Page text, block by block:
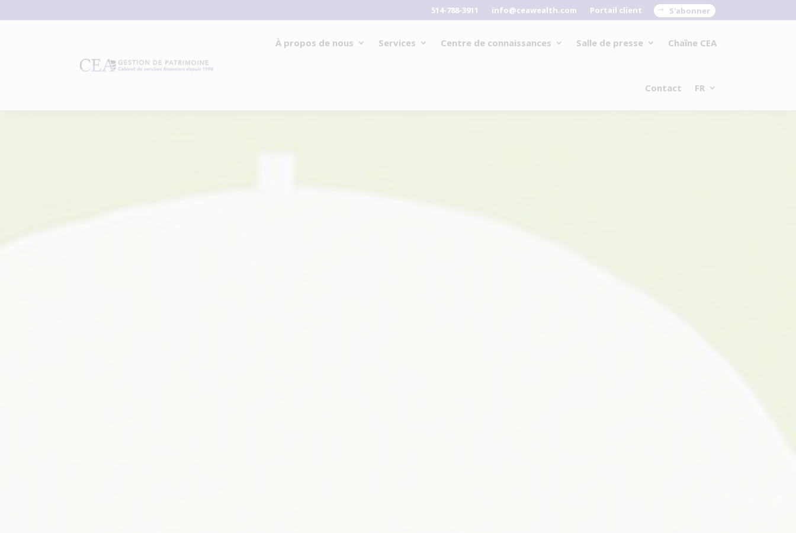
514-788-3911 info@ceawealth.com Portail client S'abonner
À propos de nous Services Centre de connaissances Salle de presse Chaîne CEA
Contact FR